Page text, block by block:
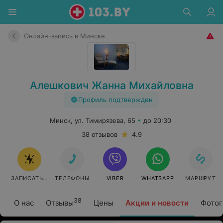
Онлайн-запись в Минске
Алешкович Жанна Михайловна
Профиль подтвержден
О нас Отзывы38 Цены Акции и новости
Минск, ул. Тимирязева, 65
до 20:30
38 отзывов
4.9
ЗАПИСАТЬСЯ ОНЛАЙН
ТЕЛЕФОНЫ VIBER WHATSAPP МАРШРУТ